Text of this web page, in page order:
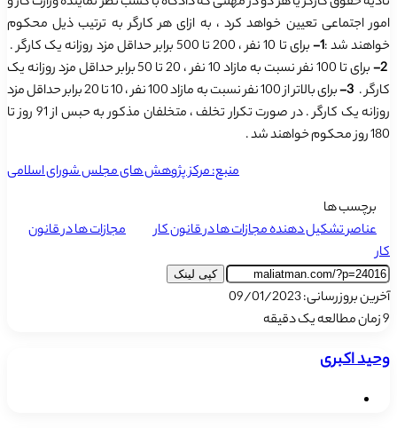
امور اجتماعی تعیین خواهد کرد ، به ازای هر کارگر به ترتیب ذیل محکوم
خواهند شد :1-
برای تا 10 نفر ، 200 تا 500 برابر حداقل مزد روزانه یک کارگر .
2-
برای تا 100 نفر نسبت به مازاد 10 نفر ، 20 تا 50 برابر حداقل مزد روزانه یک
کارگر .3-
برای بالاتر از 100 نفر نسبت به مازاد 100 نفر ، 10 تا 20 برابر حداقل مزد
روزانه یک کارگر .
در صورت تکرار تخلف ، متخلفان مذکور به حبس از 91 روز تا
180 روز محکوم خواهند شد .
منبع: مرکز پژوهش های مجلس شورای اسلامی
برچسب ها
عناصر تشکیل دهنده مجازات ها در قانون کار
مجازات ها در قانون
کار
کپی لینک
آخرین بروزرسانی: 09/01/2023
9زمان مطالعه یک دقیقه
وحید اکبری